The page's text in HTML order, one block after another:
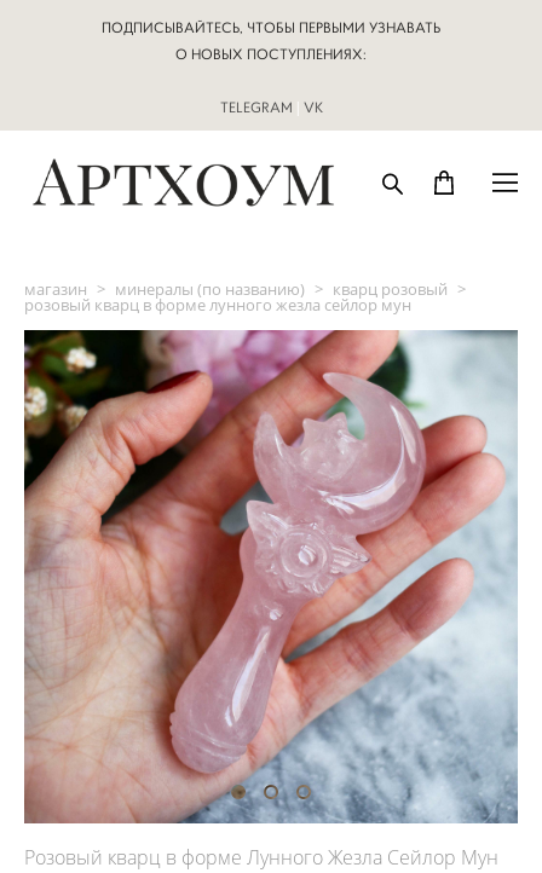
ПОДПИСЫВАЙТЕСЬ, ЧТОБЫ ПЕРВЫМИ УЗНАВАТЬ
О НОВЫХ ПОСТУПЛЕНИЯХ:
TELEGRAM | VK
магазин > минералы (по названию) > кварц розовый >
розовый кварц в форме лунного жезла сейлор мун
Розовый кварц в форме Лунного Жезла Сейлор Мун